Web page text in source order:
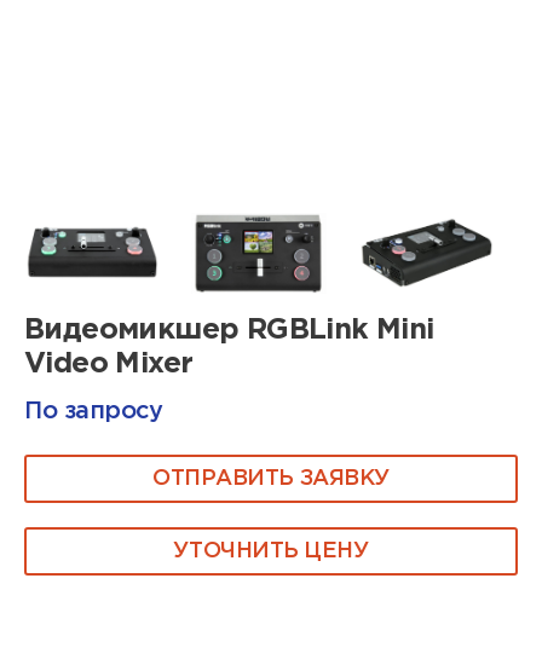
Видеомикшер RGBLink Mini
Video Mixer
По запросу
ОТПРАВИТЬ ЗАЯВКУ
УТОЧНИТЬ ЦЕНУ